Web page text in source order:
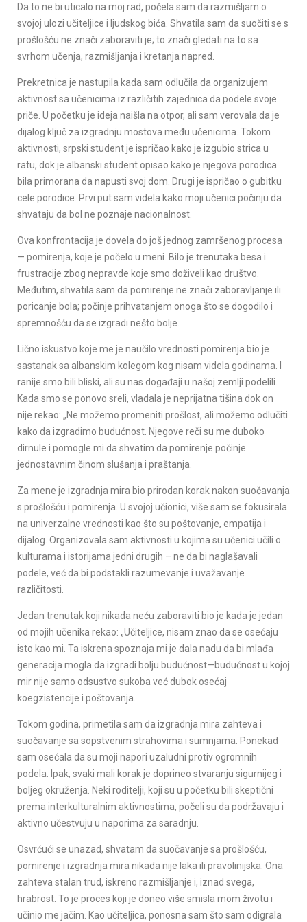
Da to ne bi uticalo na moj rad, počela sam da razmišljam o
svojoj ulozi učiteljice i ljudskog bića. Shvatila sam da suočiti se s
prošlošću ne znači zaboraviti je; to znači gledati na to sa
svrhom učenja, razmišljanja i kretanja napred.
Prekretnica je nastupila kada sam odlučila da organizujem
aktivnost sa učenicima iz različitih zajednica da podele svoje
priče. U početku je ideja naišla na otpor, ali sam verovala da je
dijalog ključ za izgradnju mostova među učenicima. Tokom
aktivnosti, srpski student je ispričao kako je izgubio strica u
ratu, dok je albanski student opisao kako je njegova porodica
bila primorana da napusti svoj dom. Drugi je ispričao o gubitku
cele porodice. Prvi put sam videla kako moji učenici počinju da
shvataju da bol ne poznaje nacionalnost.
Ova konfrontacija je dovela do još jednog zamršenog procesa
— pomirenja, koje je počelo u meni. Bilo je trenutaka besa i
frustracije zbog nepravde koje smo doživeli kao društvo.
Međutim, shvatila sam da pomirenje ne znači zaboravljanje ili
poricanje bola; počinje prihvatanjem onoga što se dogodilo i
spremnošću da se izgradi nešto bolje.
Lično iskustvo koje me je naučilo vrednosti pomirenja bio je
sastanak sa albanskim kolegom kog nisam videla godinama. I
ranije smo bili bliski, ali su nas događaji u našoj zemlji podelili.
Kada smo se ponovo sreli, vladala je neprijatna tišina dok on
nije rekao: „Ne možemo promeniti prošlost, ali možemo odlučiti
kako da izgradimo budućnost. Njegove reči su me duboko
dirnule i pomogle mi da shvatim da pomirenje počinje
jednostavnim činom slušanja i praštanja.
Za mene je izgradnja mira bio prirodan korak nakon suočavanja
s prošlošću i pomirenja. U svojoj učionici, više sam se fokusirala
na univerzalne vrednosti kao što su poštovanje, empatija i
dijalog. Organizovala sam aktivnosti u kojima su učenici učili o
kulturama i istorijama jedni drugih – ne da bi naglašavali
podele, već da bi podstakli razumevanje i uvažavanje
različitosti.
Jedan trenutak koji nikada neću zaboraviti bio je kada je jedan
od mojih učenika rekao: „Učiteljice, nisam znao da se osećaju
isto kao mi. Ta iskrena spoznaja mi je dala nadu da bi mlađa
generacija mogla da izgradi bolju budućnost—budućnost u kojoj
mir nije samo odsustvo sukoba već dubok osećaj
koegzistencije i poštovanja.
Tokom godina, primetila sam da izgradnja mira zahteva i
suočavanje sa sopstvenim strahovima i sumnjama. Ponekad
sam osećala da su moji napori uzaludni protiv ogromnih
podela. Ipak, svaki mali korak je doprineo stvaranju sigurnijeg i
boljeg okruženja. Neki roditelji, koji su u početku bili skeptični
prema interkulturalnim aktivnostima, počeli su da podržavaju i
aktivno učestvuju u naporima za saradnju.
Osvrćući se unazad, shvatam da suočavanje sa prošlošću,
pomirenje i izgradnja mira nikada nije laka ili pravolinijska. Ona
zahteva stalan trud, iskreno razmišljanje i, iznad svega,
hrabrost. To je proces koji je doneo više smisla mom životu i
učinio me jačim. Kao učiteljica, ponosna sam što sam odigrala